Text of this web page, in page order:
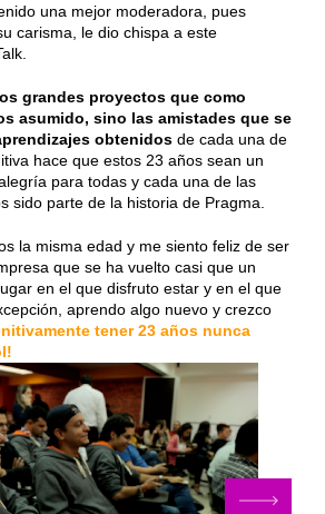
una mejor moderadora, pues
carisma, le dio chispa a este
grandes proyectos que como
asumido, sino las amistades que se
obtenidos de cada una de
hace que estos 23 años sean un
para todas y cada una de las
sido parte de la historia de Pragma.
la misma edad y me siento feliz de ser
que se ha vuelto casi que un
en el que disfruto estar y en el que
aprendo algo nuevo y crezco
tener 23 años nunca